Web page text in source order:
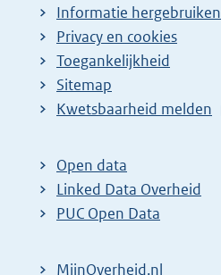
Informatie hergebruiken
Privacy en cookies
Toegankelijkheid
Sitemap
E
t
e
r
Kwetsbaarheid melden
Open data
Linked Data Overheid
PUC Open Data
MijnOverheid.nl